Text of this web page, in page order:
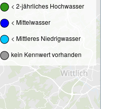
< 2-jährliches Hochwasser
< Mittelwasser
< Mittleres Niedrigwasser
kein Kennwert vorhanden